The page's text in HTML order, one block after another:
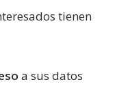
tienen
a sus datos